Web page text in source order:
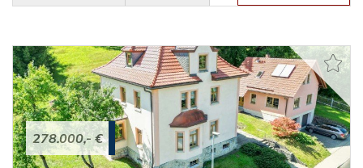
278.000,- €